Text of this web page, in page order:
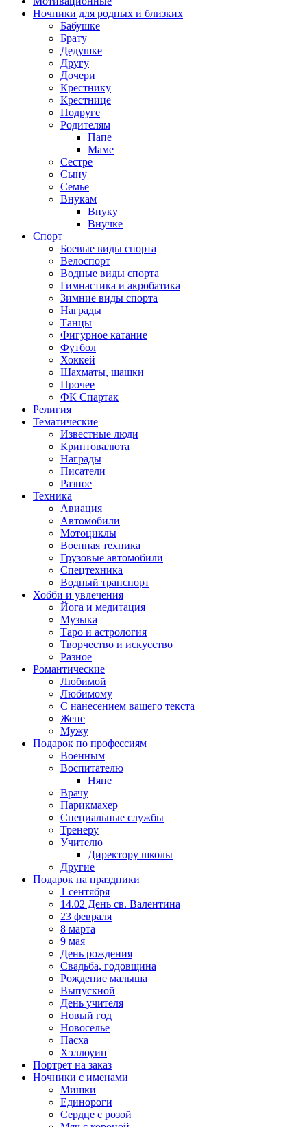
Ночники для родных и близких
Бабушке
Брату
Дедушке
Другу
Дочери
Крестнику
Крестнице
Подруге
Родителям
Папе
Маме
Сестре
Сыну
Семье
Внукам
Внуку
Внучке
Спорт
Боевые виды спорта
Велоспорт
Водные виды спорта
Гимнастика и акробатика
Зимние виды спорта
Награды
Танцы
Фигурное катание
Футбол
Хоккей
Шахматы, шашки
Прочее
ФК Спартак
Религия
Тематические
Известные люди
Криптовалюта
Награды
Писатели
Разное
Техника
Авиация
Автомобили
Мотоциклы
Военная техника
Грузовые автомобили
Спецтехника
Водный транспорт
Хобби и увлечения
Йога и медитация
Музыка
Таро и астрология
Творчество и искусство
Разное
Романтические
Любимой
Любимому
С нанесением вашего текста
Жене
Мужу
Подарок по профессиям
Военным
Воспитателю
Няне
Врачу
Парикмахер
Специальные службы
Тренеру
Учителю
Директору школы
Другие
Подарок на праздники
1 сентября
14.02 День св. Валентина
23 февраля
8 марта
9 мая
День рождения
Свадьба, годовщина
Рождение малыша
Выпускной
День учителя
Новый год
Новоселье
Пасха
Хэллоуин
Портрет на заказ
Ночники с именами
Мишки
Единороги
Сердце с розой